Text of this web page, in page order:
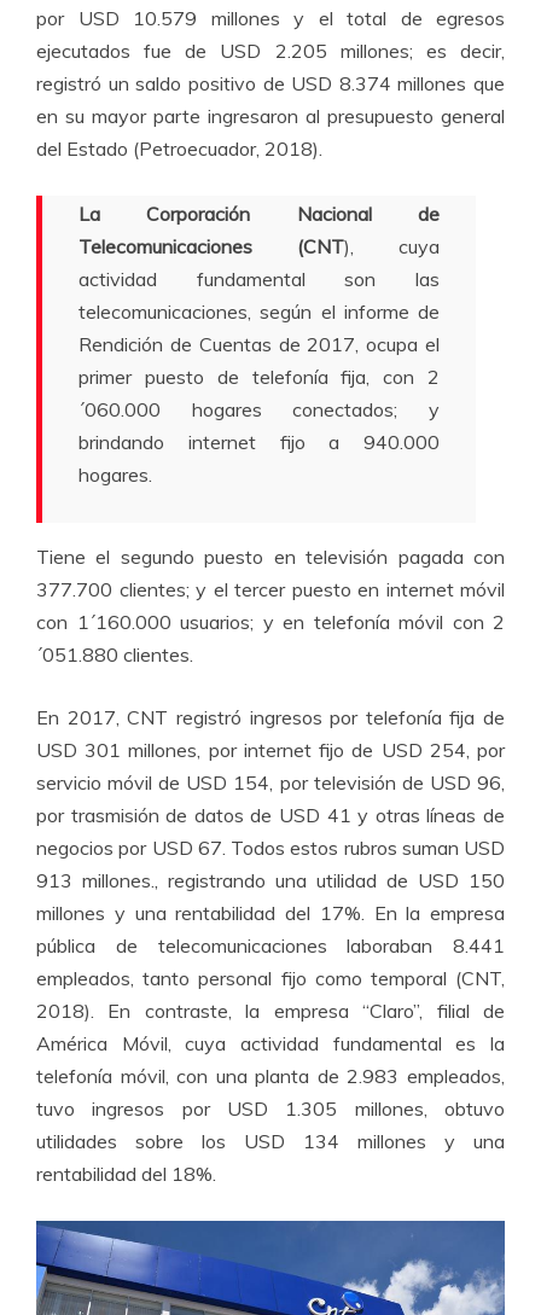
por USD 10.579 millones y el total de egresos
ejecutados fue de USD 2.205 millones; es decir,
registró un saldo positivo de USD 8.374 millones que
en su mayor parte ingresaron al presupuesto general
del Estado (Petroecuador, 2018).
La Corporación Nacional de
Telecomunicaciones (CNT), cuya
actividad fundamental son las
telecomunicaciones, según el informe de
Rendición de Cuentas de 2017, ocupa el
primer puesto de telefonía fija, con 2
´060.000 hogares conectados; y
brindando internet fijo a 940.000
hogares.
Tiene el segundo puesto en televisión pagada con
377.700 clientes; y el tercer puesto en internet móvil
con 1´160.000 usuarios; y en telefonía móvil con 2
´051.880 clientes.
En 2017, CNT registró ingresos por telefonía fija de
USD 301 millones, por internet fijo de USD 254, por
servicio móvil de USD 154, por televisión de USD 96,
por trasmisión de datos de USD 41 y otras líneas de
negocios por USD 67. Todos estos rubros suman USD
913 millones., registrando una utilidad de USD 150
millones y una rentabilidad del 17%. En la empresa
pública de telecomunicaciones laboraban 8.441
empleados, tanto personal fijo como temporal (CNT,
2018). En contraste, la empresa “Claro”, filial de
América Móvil, cuya actividad fundamental es la
telefonía móvil, con una planta de 2.983 empleados,
tuvo ingresos por USD 1.305 millones, obtuvo
utilidades sobre los USD 134 millones y una
rentabilidad del 18%.